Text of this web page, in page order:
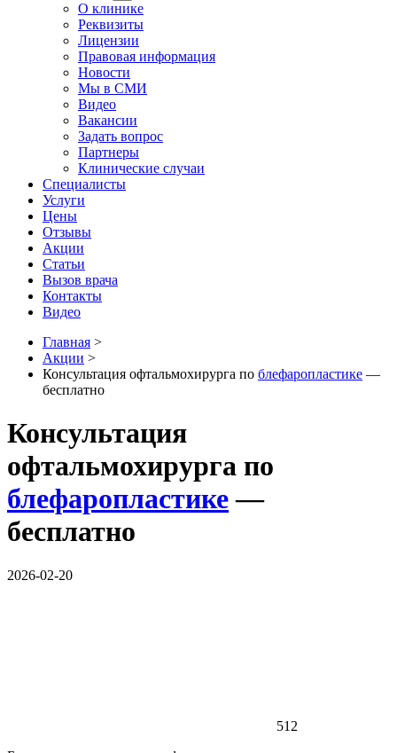
О клинике
Реквизиты
Лицензии
Правовая информация
Новости
Мы в СМИ
Видео
Вакансии
Задать вопрос
Партнеры
Клинические случаи
Специалисты
Услуги
Цены
Отзывы
Акции
Статьи
Вызов врача
Контакты
Видео
Главная >
Акции >
Консультация офтальмохирурга по блефаропластике —
бесплатно
Консультация
офтальмохирурга по
блефаропластике—
бесплатно
2026-02-20
512